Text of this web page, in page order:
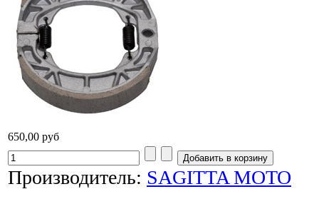
650,00 руб
Производитель: SAGITTA MOTO